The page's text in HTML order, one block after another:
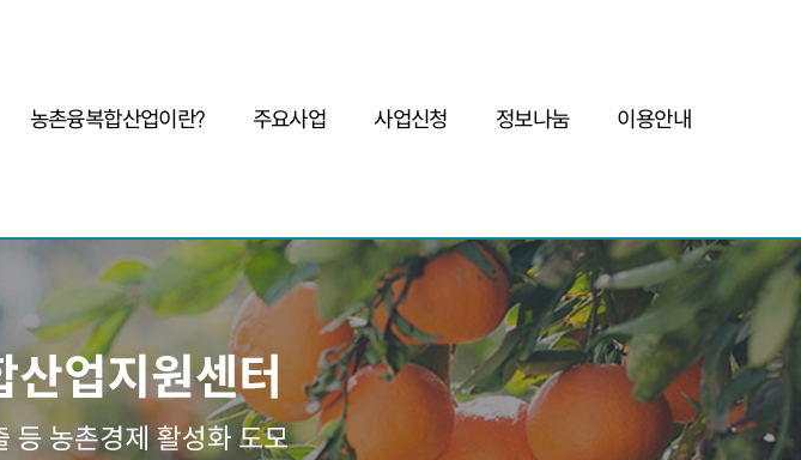
농촌융복합산업이란?
왜 농촌융복합산업인가?
성공사례
주요제품
체험 및 관광명소
주요사업
현장코칭
판로지원
기초실태조사
제조가공시설디렉토리구축
사업신청
현장코칭
안테나숍&판매플랫폼
인증사업자교육
기타사업신청
정보나눔
자료게시판
인증사업자현황
예비인증사업자현황
모니터링&기초실태조사
전남제조가공시설현황
주요정책
이용안내
Q&A
사이트맵
개인정보보호정책
서비스이용약관